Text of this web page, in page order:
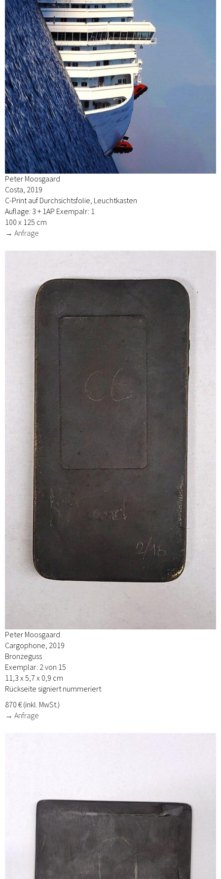
Peter Moosgaard
Costa, 2019
C-Print auf Durchsichtsfolie, Leuchtkasten
Auflage: 3 + 1AP Exempalr: 1
100 x 125 cm
→ Anfrage
Peter Moosgaard
Cargophone, 2019
Bronzeguss
Exemplar: 2 von 15
11,3 x 5,7 x 0,9 cm
Rückseite signiert nummeriert
870 € (inkl. MwSt.)
→ Anfrage